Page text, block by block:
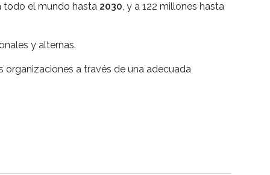
todo el mundo hasta 2030, y a 122 millones hasta
y alternas.
a través de una adecuada